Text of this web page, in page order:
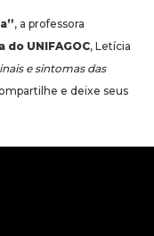
, a professora
UNIFAGOC, Letícia
e sintomas das
e deixe seus